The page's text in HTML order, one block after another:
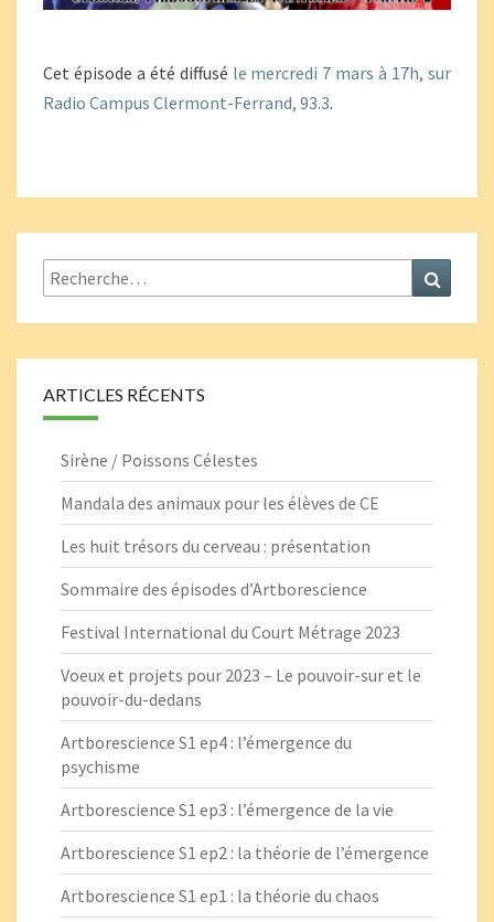
Cet épisode a été diffusé le mercredi 7 mars à 17h, sur
Radio Campus Clermont-Ferrand, 93.3.
Rechercher :
ARTICLES RÉCENTS
Sirène / Poissons Célestes
Mandala des animaux pour les élèves de CE
Les huit trésors du cerveau : présentation
Sommaire des épisodes d’Artborescience
Festival International du Court Métrage 2023
Voeux et projets pour 2023 – Le pouvoir-sur et le
pouvoir-du-dedans
Artborescience S1 ep4 : l’émergence du
psychisme
Artborescience S1 ep3 : l’émergence de la vie
Artborescience S1 ep2 : la théorie de l’émergence
Artborescience S1 ep1 : la théorie du chaos